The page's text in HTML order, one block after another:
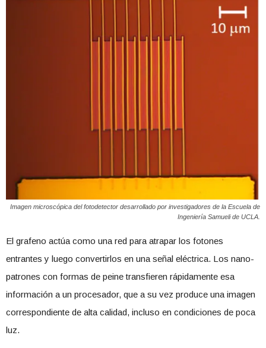
Imagen microscópica del fotodetector desarrollado por investigadores de la Escuela de
Ingeniería Samueli de UCLA.
El grafeno actúa como una red para atrapar los fotones
entrantes y luego convertirlos en una señal eléctrica. Los nano-
patrones con formas de peine transfieren rápidamente esa
información a un procesador, que a su vez produce una imagen
correspondiente de alta calidad, incluso en condiciones de poca
luz.